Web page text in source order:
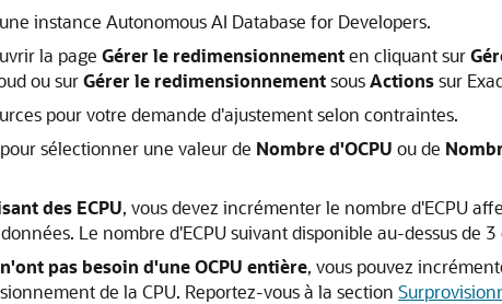
instance Autonomous AI Database for Developers.
la page Gérer le redimensionnementen cliquant sur
ou surGérer le redimensionnementsousActionssur
pour votre demande d'ajustement selon contraintes.
sélectionner une valeur de Nombre d'OCPU ou de
des ECPU, vous devez incrémenter le nombre d'ECPU
Le nombre d'ECPU suivant disponible au-dessus de 3
pas besoin d'une OCPU entière, vous pouvez
de la CPU. Reportez-vous à la section